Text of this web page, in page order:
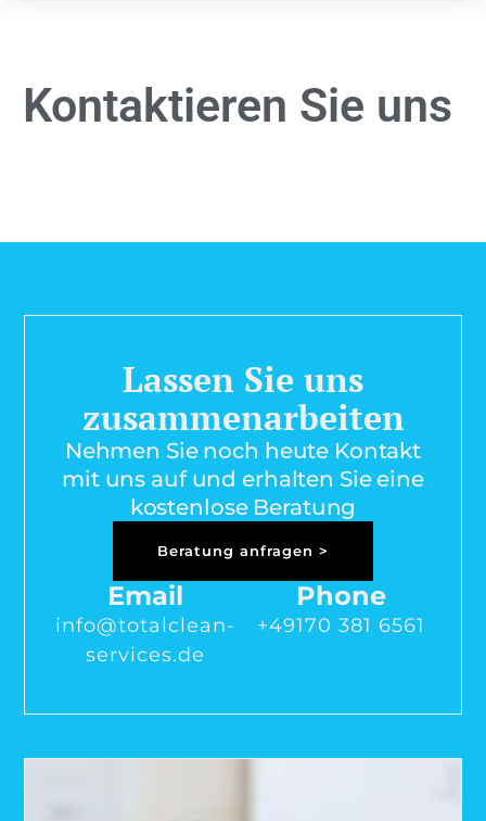
Kontaktieren Sie uns
Lassen Sie uns
zusammenarbeiten
Nehmen Sie noch heute Kontakt
mit uns auf und erhalten Sie eine
kostenlose Beratung
Beratung anfragen >
Email
info@totalclean-
services.de
Phone
+49170 381 6561